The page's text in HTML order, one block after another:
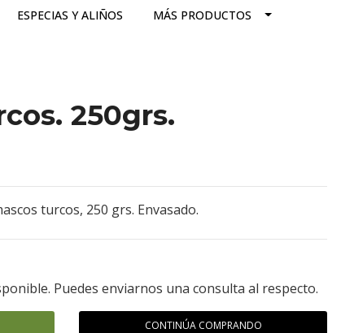
ESPECIAS Y ALIÑOS MÁS PRODUCTOS
250grs.
turcos, 250 grs. Envasado.
Puedes enviarnos una consulta al respecto.
CONTINÚA COMPRANDO